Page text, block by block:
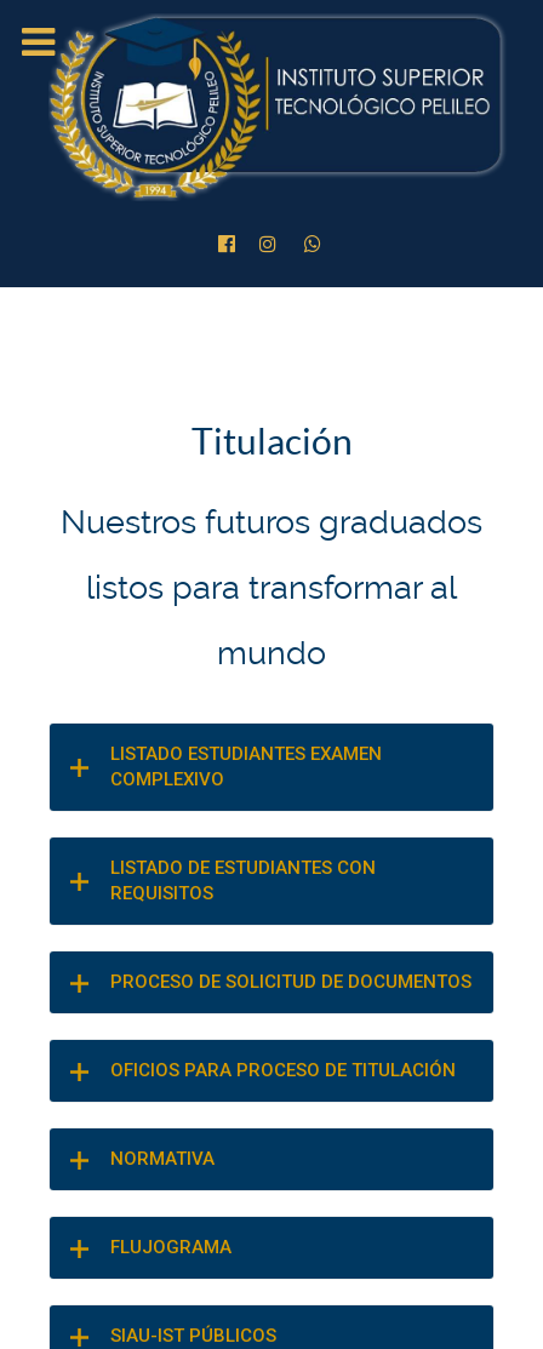
Titulación
Nuestros futuros graduados
listos para transformar al
mundo
LISTADO ESTUDIANTES EXAMEN
COMPLEXIVO
LISTADO DE ESTUDIANTES CON
REQUISITOS
PROCESO DE SOLICITUD DE DOCUMENTOS
OFICIOS PARA PROCESO DE TITULACIÓN
NORMATIVA
FLUJOGRAMA
SIAU-IST PÚBLICOS